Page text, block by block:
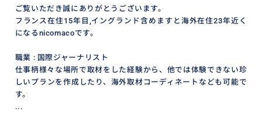
思いもよらないお宝に出会える確率が高い場所です。
全てプロの骨董商が出店しています。
ご覧いただき誠にありがとうございます。
フランス在住15年目,イングランド含めますと海外在住23年近く
になるnicomacoです。
職業 : 国際ジャーナリスト
仕事柄様々な場所で取材をした経験から、他では体験できない珍
しいプランを作成したり、海外取材コーディネートなども可能で
す。
...